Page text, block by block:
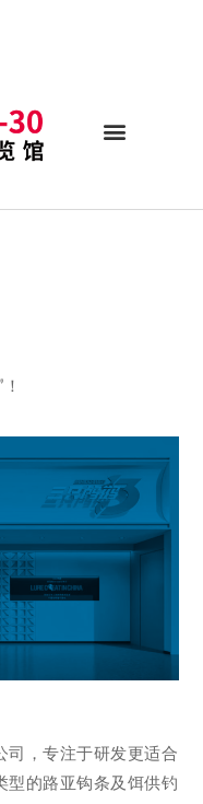
司，专注于研发更适合
型的路亚钩条及饵供钓